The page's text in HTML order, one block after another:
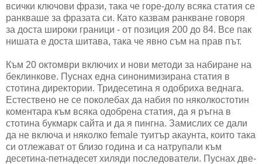
всички ключови фрази, така че горе-долу всяка статия се
ранкваше за фразата си. Като казвам ранкване говоря
за доста широки граници - от позиция 200 до 84. Все пак
нишата е доста шитава, така че явно съм на прав път.
Към 20 октомври включих и нови методи за набиране на
беклинкове. Пуснах една синонимизирана статия в
стотина директории. Тридесетина я одобриха веднага.
Естествено не се поколебах да набия по няколкостотин
коментара към всяка одобрена статия, да я ръгна в
стотина букмарк сайта и да я пингна. Замислих се дали
да не включа и няколко female туитър акаунта, които така
си отлежават от близо година и са натрупали към
десетина-петнадесет хиляди последователи. Пуснах две-